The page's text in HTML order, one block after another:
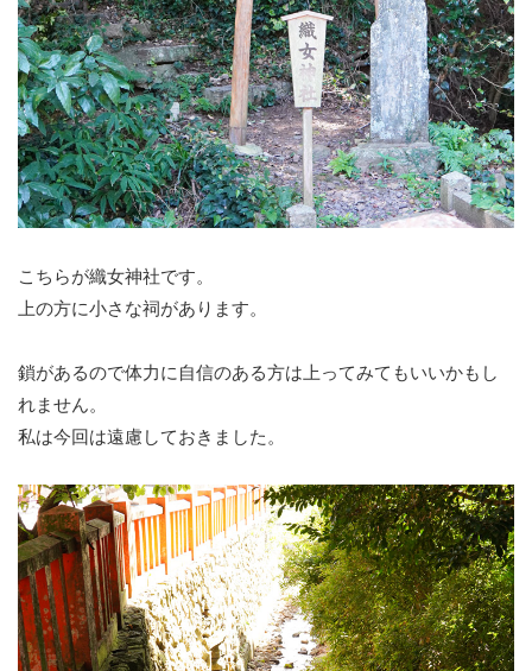
こちらが織女神社です。
上の方に小さな祠があります。
鎖があるので体力に自信のある方は上ってみてもいいかもし
れません。
私は今回は遠慮しておきました。